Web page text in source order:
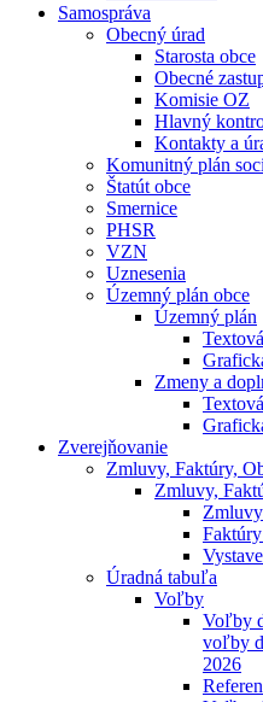
Samospráva
Obecný úrad
Starosta obce
Obecné
Komisie OZ
Hlavný
Kontakty a
Komunitný plán
Štatút obce
Smernice
PHSR
VZN
Uznesenia
Územný plán obce
Územný plán
Zmeny a
Zverejňovanie
Zmluvy, Faktúry,
Zmluvy,
Zmluvy
Faktúry
Úradná tabuľa
Voľby
Voľby
voľby
2026